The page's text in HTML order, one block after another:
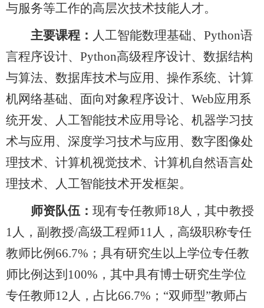
与服务等工作的高层次技术技能人才。
主要课程： 人工智能数理基础、Python语
言程序设计、Python高级程序设计、数据结构
与算法、数据库技术与应用、操作系统、计算
机网络基础、面向对象程序设计、Web应用系
统开发、人工智能技术应用导论、机器学习技
术与应用、深度学习技术与应用、数字图像处
理技术、计算机视觉技术、计算机自然语言处
理技术、人工智能技术开发框架。
师资队伍： 现有专任教师18人，其中教授
1人，副教授/高级工程师11人，高级职称专任
教师比例66.7%；具有研究生以上学位专任教
师比例达到100%，其中具有博士研究生学位
专任教师12人，占比66.7%；“双师型”教师占